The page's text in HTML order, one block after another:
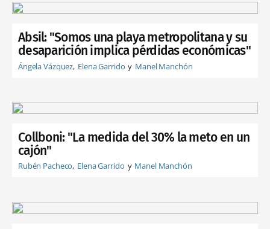
Absil: "Somos una playa metropolitana y su
desaparición implica pérdidas económicas"
Ángela Vázquez Elena Garrido Manel Manchón
Collboni: "La medida del 30% la meto en un
cajón"
Rubén Pacheco Elena Garrido Manel Manchón